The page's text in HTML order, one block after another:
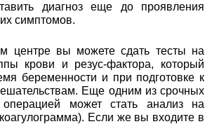
диагноз еще до проявления
симптомов.
центре вы можете сдать тесты на
крови и резус-фактора, который
беременности и при подготовке к
Еще одним из срочных
может стать анализ на
Если же вы входите в